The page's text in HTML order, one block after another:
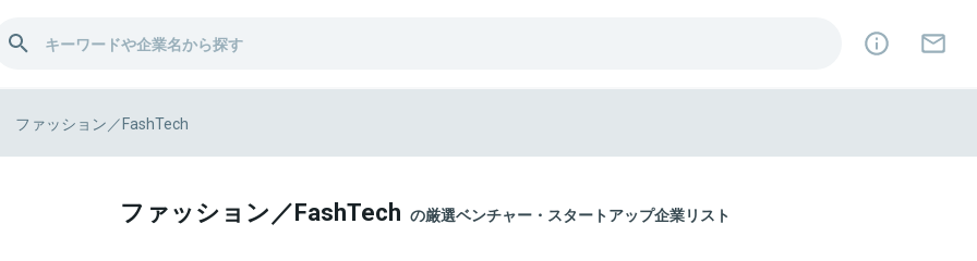
ファッション／FashTech
ファッション／FashTech の厳選ベンチャー・スタートアップ企業リスト